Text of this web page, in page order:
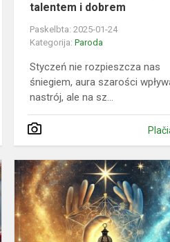
talentem i dobrem
Paskelbta: 2025-01-24
Kategorija:Paroda
Styczeń nie rozpieszcza nas
śniegiem, aura szarości
nastrój, ale na sz...
Paroda
„Kur
pasislėpė
nykštukai?”